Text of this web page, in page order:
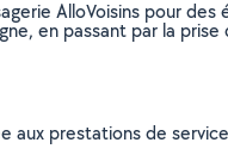
AlloVoisins pour
en passant par la
aux prestations de